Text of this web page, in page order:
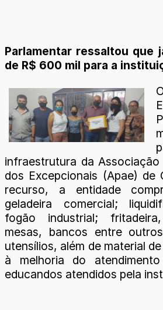
Parlamentar ressaltou que
de R$ 600 mil para a
infraestrutura da
dos Excepcionais (Apae) de
recurso, a entidade
geladeira comercial;
fogão industrial;
mesas, bancos entre
utensílios, além de material
à melhoria do
educandos atendidos pela